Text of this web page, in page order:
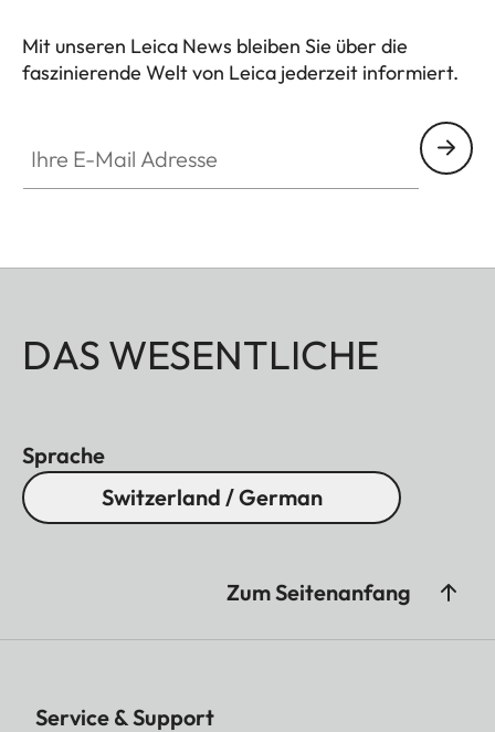
Mit unseren Leica News bleiben Sie über die
faszinierende Welt von Leica jederzeit informiert.
DAS WESENTLICHE
Sprache
Switzerland / German
Zum Seitenanfang
Service & Support